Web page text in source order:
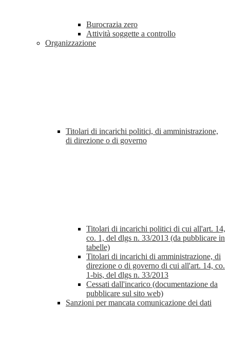
Burocrazia zero
Attività soggette a controllo
Organizzazione
Titolari di incarichi politici, di amministrazione,
di direzione o di governo
Titolari di incarichi politici di cui all'art. 14,
co. 1, del dlgs n. 33/2013 (da pubblicare in
tabelle)
Titolari di incarichi di amministrazione, di
direzione o di governo di cui all'art. 14, co.
1-bis, del dlgs n. 33/2013
Cessati dall'incarico (documentazione da
pubblicare sul sito web)
Sanzioni per mancata comunicazione dei dati